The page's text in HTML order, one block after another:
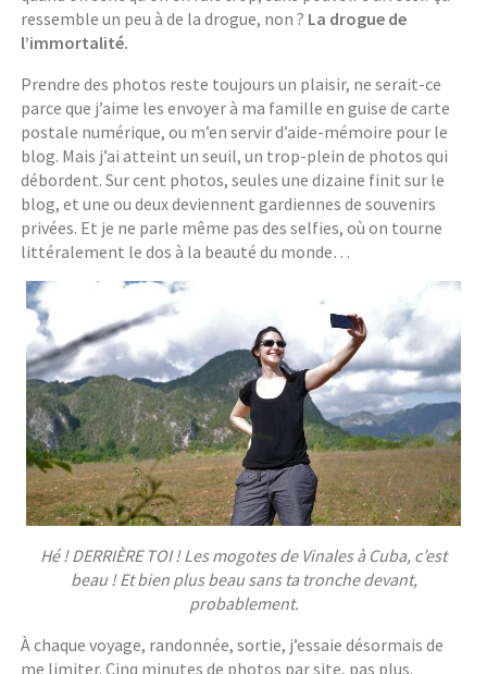
ressemble un peu à de la drogue, non ? La drogue de
l’immortalité.
Prendre des photos reste toujours un plaisir, ne serait-ce
parce que j’aime les envoyer à ma famille en guise de carte
postale numérique, ou m’en servir d’aide-mémoire pour le
blog. Mais j’ai atteint un seuil, un trop-plein de photos qui
débordent. Sur cent photos, seules une dizaine finit sur le
blog, et une ou deux deviennent gardiennes de souvenirs
privées. Et je ne parle même pas des selfies, où on tourne
littéralement le dos à la beauté du monde…
Hé ! DERRIÈRE TOI ! Les mogotes de Vinales à Cuba, c’est
beau ! Et bien plus beau sans ta tronche devant,
probablement.
À chaque voyage, randonnée, sortie, j’essaie désormais de
me limiter. Cinq minutes de photos par site, pas plus.